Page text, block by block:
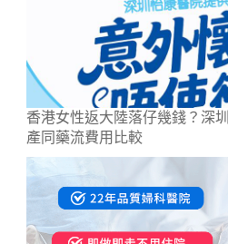
香港女性返大陸落仔幾錢？深
產同藥流費用比較